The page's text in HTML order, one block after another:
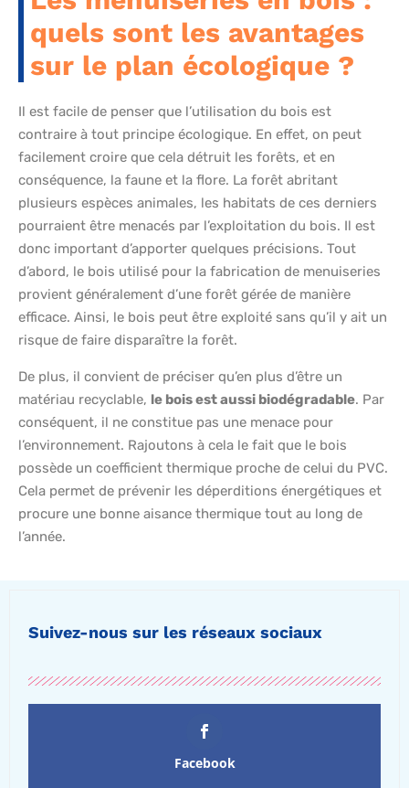
quels sont les avantages
sur le plan écologique ?
Il est facile de penser que l’utilisation du bois est
contraire à tout principe écologique. En effet, on peut
facilement croire que cela détruit les forêts, et en
conséquence, la faune et la flore. La forêt abritant
plusieurs espèces animales, les habitats de ces derniers
pourraient être menacés par l’exploitation du bois. Il est
donc important d’apporter quelques précisions. Tout
d’abord, le bois utilisé pour la fabrication de menuiseries
provient généralement d’une forêt gérée de manière
efficace. Ainsi, le bois peut être exploité sans qu’il y ait un
risque de faire disparaître la forêt.
De plus, il convient de préciser qu’en plus d’être un
matériau recyclable, le bois est aussi biodégradable. Par
conséquent, il ne constitue pas une menace pour
l’environnement. Rajoutons à cela le fait que le bois
possède un coefficient thermique proche de celui du PVC.
Cela permet de prévenir les déperditions énergétiques et
procure une bonne aisance thermique tout au long de
l’année.
Suivez-nous sur les réseaux sociaux
Facebook